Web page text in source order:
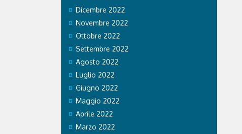
Dicembre 2022
Novembre 2022
Ottobre 2022
Settembre 2022
Agosto 2022
Luglio 2022
Giugno 2022
Maggio 2022
Aprile 2022
Marzo 2022